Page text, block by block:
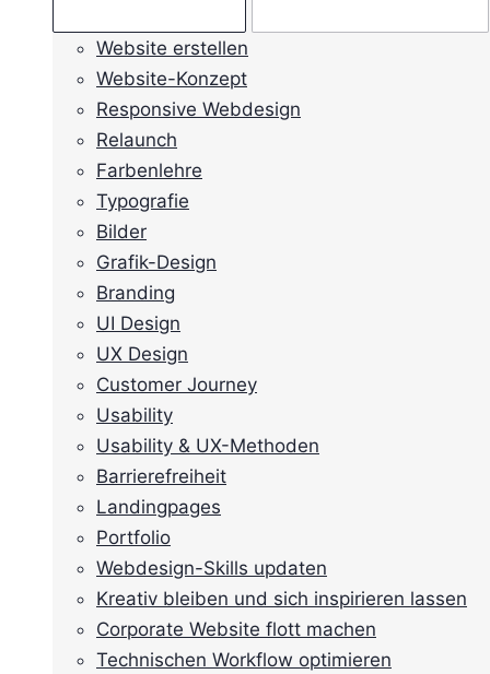
Website erstellen
Website-Konzept
Responsive Webdesign
Relaunch
Farbenlehre
Typografie
Bilder
Grafik-Design
Branding
UI Design
UX Design
Customer Journey
Usability
Usability & UX-Methoden
Barrierefreiheit
Landingpages
Portfolio
Webdesign-Skills updaten
Kreativ bleiben und sich inspirieren lassen
Corporate Website flott machen
Technischen Workflow optimieren